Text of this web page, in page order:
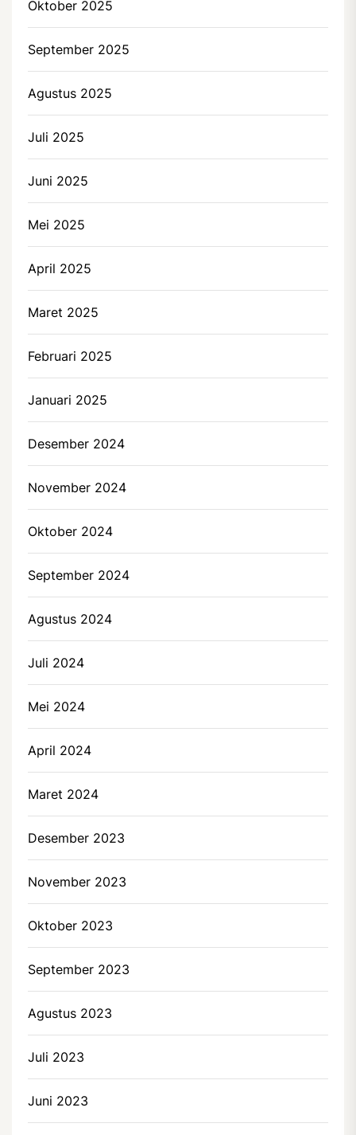
Oktober 2025
September 2025
Agustus 2025
Juli 2025
Juni 2025
Mei 2025
April 2025
Maret 2025
Februari 2025
Januari 2025
Desember 2024
November 2024
Oktober 2024
September 2024
Agustus 2024
Juli 2024
Mei 2024
April 2024
Maret 2024
Desember 2023
November 2023
Oktober 2023
September 2023
Agustus 2023
Juli 2023
Juni 2023